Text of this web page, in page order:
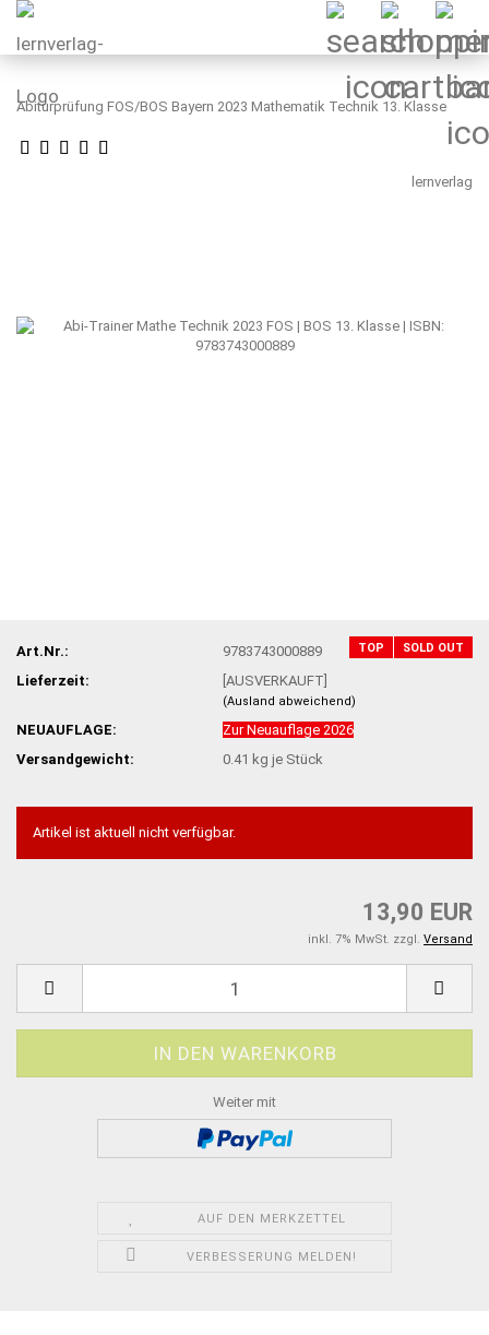
Abiturprüfung FOS/BOS Bayern 2023 Mathematik Technik 13. Klasse
lernverlag
TOP SOLD OUT
Art.Nr.:
9783743000889
Lieferzeit:
[AUSVERKAUFT]
(Ausland abweichend)
NEUAUFLAGE:
Zur Neuauflage 2026
Versandgewicht:
0.41 kg je Stück
Artikel ist aktuell nicht verfügbar.
13,90 EUR
inkl. 7% MwSt. zzgl. Versand
Weiter mit
AUF DEN MERKZETTEL
VERBESSERUNG MELDEN!